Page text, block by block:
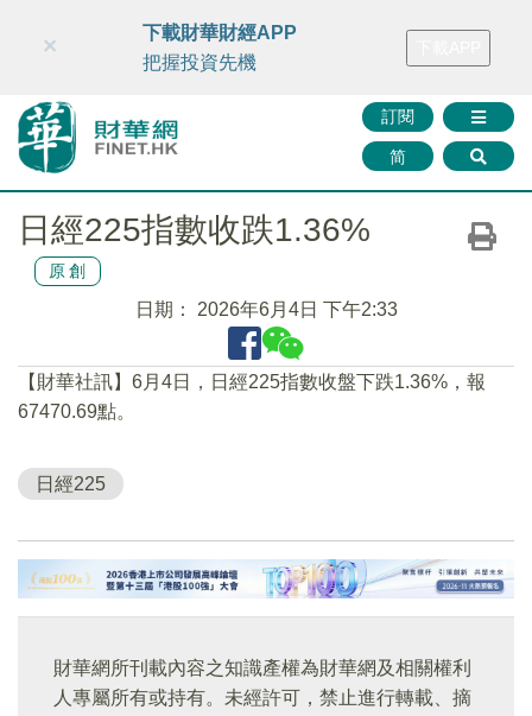
財華智庫網 FINTV FINMETA 財華證券 媒體矩陣
訂閱
简
×
下載財華財經APP
把握投資先機
日經225指數收跌1.36%
原創
日期： 2026年6月4日 下午2:33
【財華社訊】6月4日，日經225指數收盤下跌1.36%，報
67470.69點。
日經225
財華網所刊載內容之知識產權為財華網及相關權利
人專屬所有或持有。未經許可，禁止進行轉載、摘